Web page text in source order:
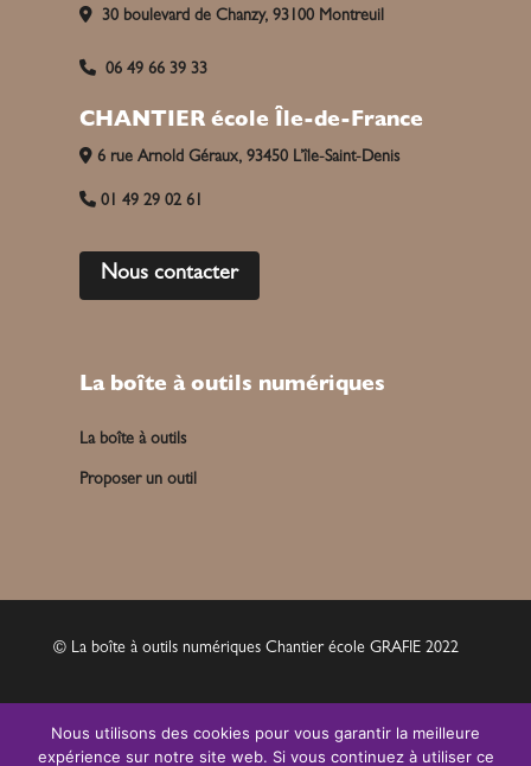
30 boulevard de Chanzy, 93100 Montreuil
06 49 66 39 33
CHANTIER école Île-de-France
6 rue Arnold Géraux, 93450 L’île-Saint-Denis
01 49 29 02 61
Nous contacter
La boîte à outils numériques
La boîte à outils
Proposer un outil
© La boîte à outils numériques Chantier école GRAFIE 2022
Nous utilisons des cookies pour vous garantir la meilleure
expérience sur notre site web. Si vous continuez à utiliser ce